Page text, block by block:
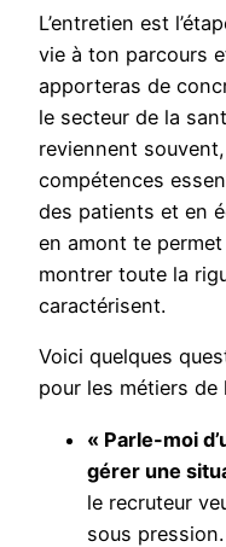
L’entretien est
vie à ton parcours
apporteras de
le secteur de la
reviennent
compétences
des patients et en
en amont te
montrer toute la
caractérisent.
Voici quelques
pour les métiers de
« Parle-moi
gérer une
le recruteur
sous